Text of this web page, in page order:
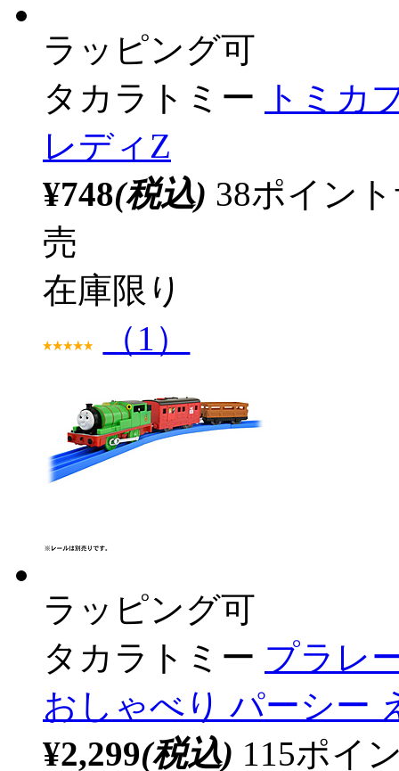
ラッピング可
タカラトミー
トミカ
レディZ
¥748(税込) 38ポイン
売
在庫限り
（1）
ラッピング可
タカラトミー プラレ
おしゃべり パーシー
¥2,299(税込) 115ポイ